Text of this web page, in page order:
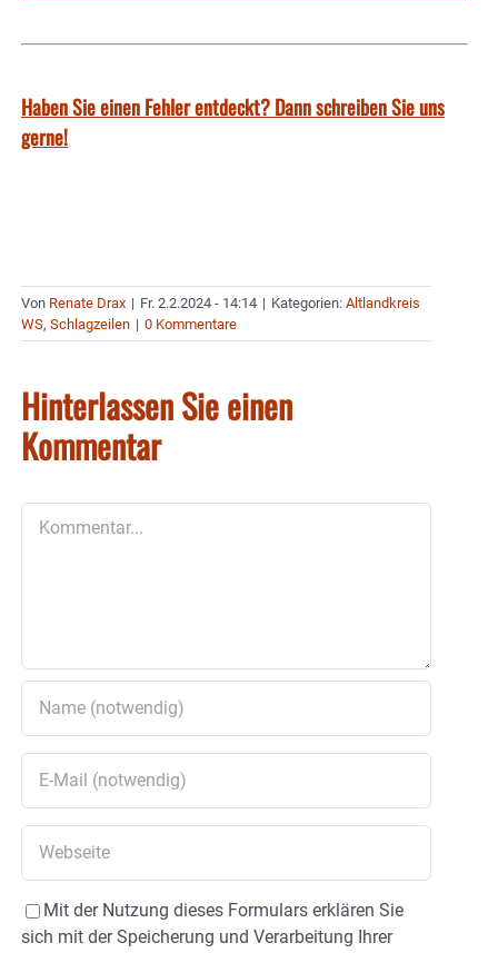
Haben Sie einen Fehler entdeckt? Dann schreiben Sie uns
gerne!
Von Renate Drax | Fr. 2.2.2024 - 14:14 | Kategorien: Altlandkreis
WS, Schlagzeilen | 0 Kommentare
Hinterlassen Sie einen
Kommentar
Mit der Nutzung dieses Formulars erklären Sie
sich mit der Speicherung und Verarbeitung Ihrer